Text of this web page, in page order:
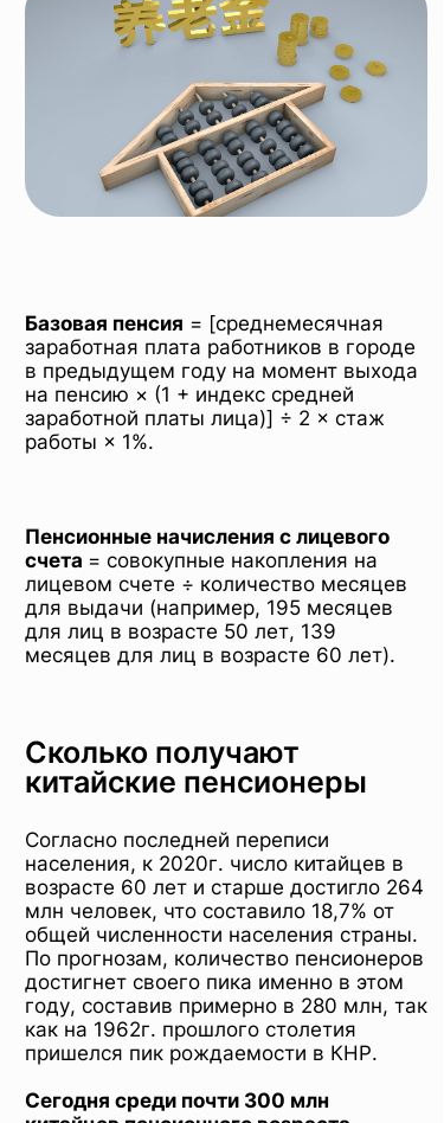
Базовая пенсия = [среднемесячная
заработная плата работников в городе
в предыдущем году на момент выхода
на пенсию × (1 + индекс средней
заработной платы лица)] ÷ 2 × стаж
работы × 1%.
Пенсионные начисления с лицевого
счета = совокупные накопления на
лицевом счете ÷ количество месяцев
для выдачи (например, 195 месяцев
для лиц в возрасте 50 лет, 139
месяцев для лиц в возрасте 60 лет).
Сколько получают
китайские пенсионеры
Согласно последней переписи
населения, к 2020г. число китайцев в
возрасте 60 лет и старше достигло 264
млн человек, что составило 18,7% от
общей численности населения страны.
По прогнозам, количество пенсионеров
достигнет своего пика именно в этом
году, составив примерно в 280 млн, так
как на 1962г. прошлого столетия
пришелся пик рождаемости в КНР.
Сегодня среди почти 300 млн